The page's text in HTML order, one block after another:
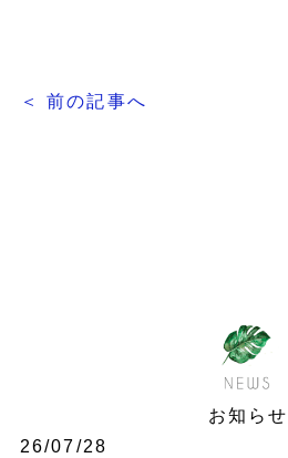
＜ 前の記事へ
お知らせ
26/07/28